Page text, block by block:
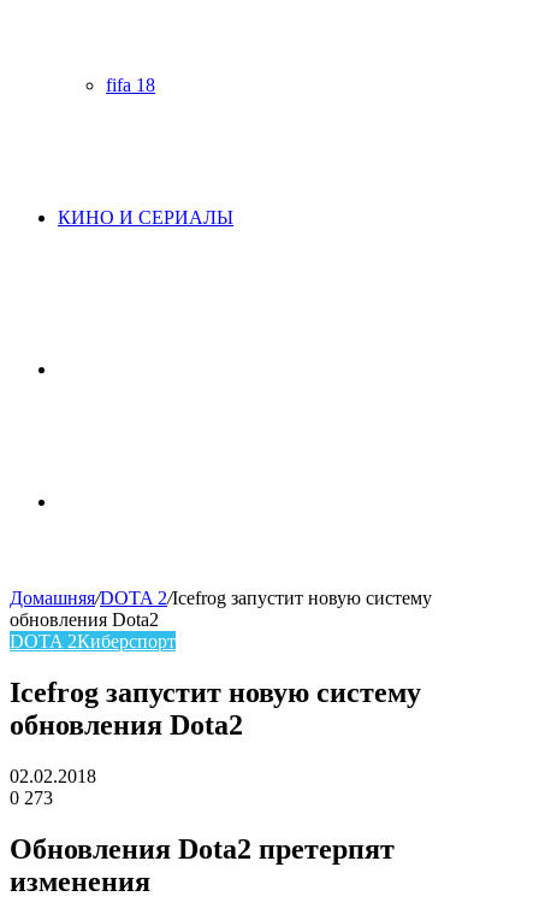
fifa 18
КИНО И СЕРИАЛЫ
skin
Домашняя/DOTA 2/Icefrog запустит новую систему
обновления Dota2
DOTA 2Киберспорт
Icefrog запустит новую систему
обновления Dota2
02.02.2018
0 273
Обновления Dota2 претерпят
изменения